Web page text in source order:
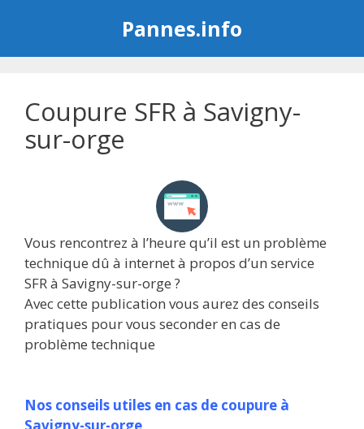
Pannes.info
Coupure SFR à Savigny-
sur-orge
Vous rencontrez à l’heure qu’il est un problème
technique dû à internet à propos d’un service
SFR à Savigny-sur-orge ?
Avec cette publication vous aurez des conseils
pratiques pour vous seconder en cas de
problème technique
Nos conseils utiles en cas de coupure à